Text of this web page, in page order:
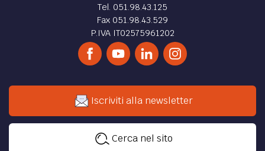
Tel. 051.98.43.125
Fax 051.98.43.529
P.IVA IT02575961202
Iscriviti alla newsletter
Cerca nel sito